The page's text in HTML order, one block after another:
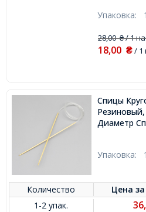
Упаковка:
28,00₴/ 1
18,00 ₴/ 1
Спицы
Диаметр
Упаковка:
Количество Цена
1-2 упак.